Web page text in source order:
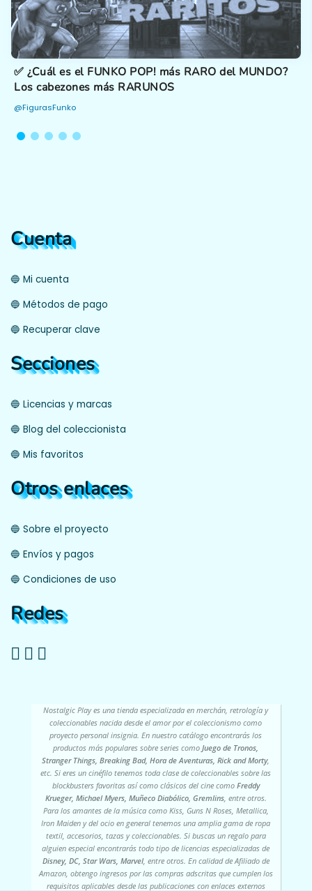
✅ ¿Cuál es el FUNKO POP! más RARO del MUNDO?
Los cabezones más RARUNOS
@FigurasFunko
Cuenta
🔵 Mi cuenta
🔵 Métodos de pago
🔵 Recuperar clave
Secciones
🔵 Licencias y marcas
🔵 Blog del coleccionista
🔵 Mis favoritos
Otros enlaces
🔵 Sobre el proyecto
🔵 Envíos y pagos
🔵 Condiciones de uso
Redes
Nostalgic Play es una tienda especializada en merchán, retrología y
coleccionables nacida desde el amor por el coleccionismo como
proyecto personal insignia. En nuestro catálogo encontrarás los
productos más populares sobre series comoJuego de Tronos,
Stranger Things, Breaking Bad, Hora de Aventuras, Rick and Morty,
etc. Si eres un cinéfilo tenemos toda clase de coleccionables sobre las
blockbusters favoritas así como clásicos del cine como Freddy
Krueger, Michael Myers, Muñeco Diabólico, Gremlins, entre otros.
Para los amantes de la música como Kiss, Guns N Roses, Metallica,
Iron Maiden y del ocio en general tenemos una amplia gama de ropa
textil, accesorios, tazas y coleccionables. Si buscas un regalo para
alguien especial encontrarás todo tipo de licencias especializadas de
Disney, DC, Star Wars, Marvel, entre otros. En calidad de Afiliado de
Amazon, obtengo ingresos por las compras adscritas que cumplen los
requisitos aplicables desde las publicaciones con enlaces externos